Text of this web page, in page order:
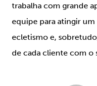
trabalha com grande
equipe para atingir
ecletismo e,
de cada cliente com